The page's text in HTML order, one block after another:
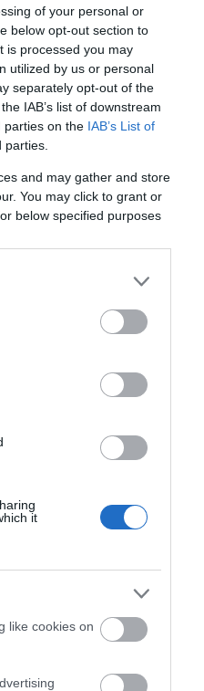
of your personal or
below opt-out section to
is processed you may
utilized by us or personal
separately opt-out of the
IAB’s list of downstream
parties on the IAB’s List of
and may gather and store
You may click to grant or
below specified purposes
it
like cookies on
tolva
tette
az